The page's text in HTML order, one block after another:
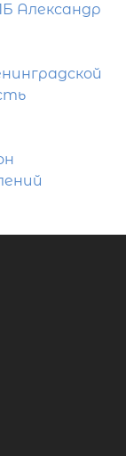
Александр